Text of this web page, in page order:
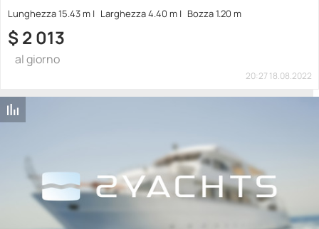
Lunghezza 15.43 m Larghezza 4.40 m Bozza 1.20 m
$ 2 013
al giorno
20:27 18.08.2022